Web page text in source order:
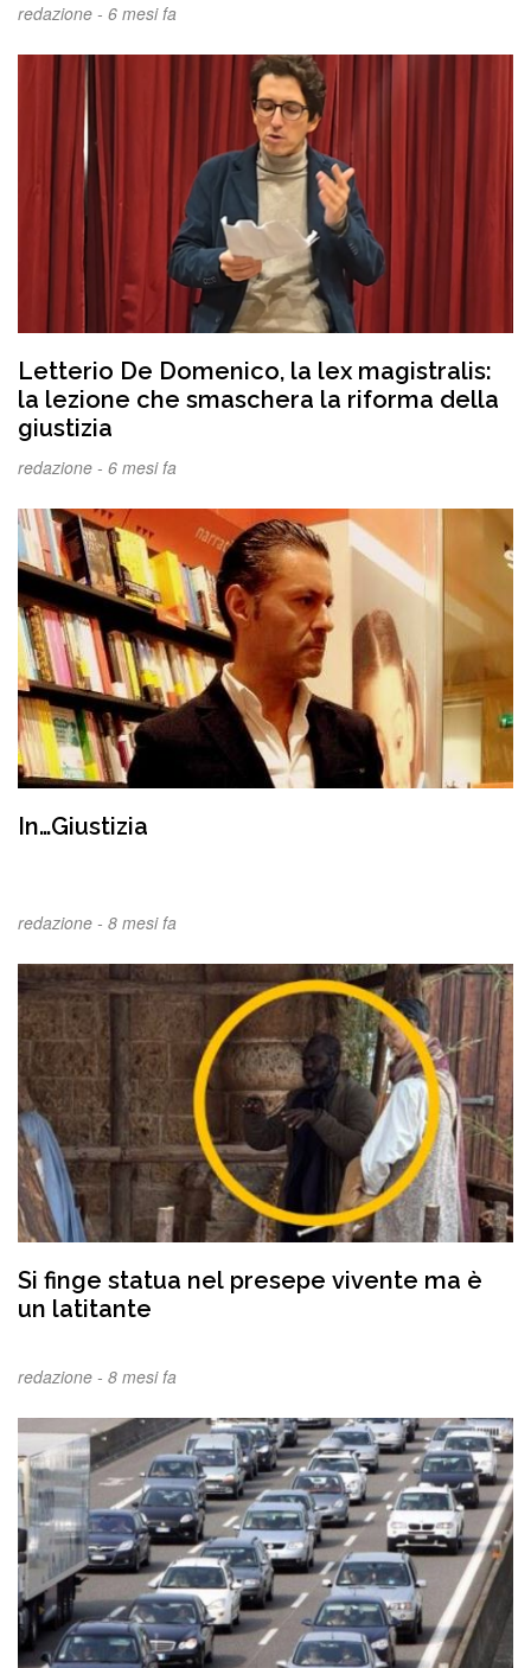
redazione - 6 mesi fa
Letterio De Domenico, la lex magistralis:
la lezione che smaschera la riforma della
giustizia
redazione - 6 mesi fa
In…Giustizia
redazione - 8 mesi fa
Si finge statua nel presepe vivente ma è
un latitante
redazione - 8 mesi fa